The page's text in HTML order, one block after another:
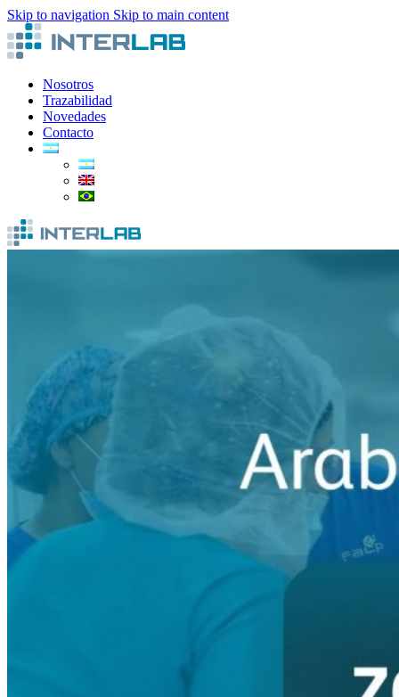
Skip to navigation Skip to main content
Nosotros
Trazabilidad
Novedades
Contacto